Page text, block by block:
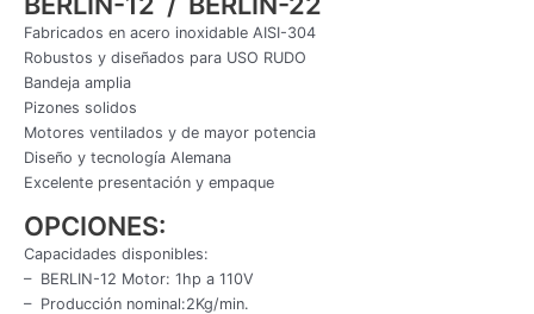
Fabricados en acero inoxidable AISI-304
Robustos y diseñados para USO RUDO
Bandeja amplia
Pizones solidos
Motores ventilados y de mayor potencia
Diseño y tecnología Alemana
Excelente presentación y empaque
OPCIONES:
Capacidades disponibles:
– ​​B​ERLIN-12 Motor: 1hp a 110V​
– Producción nominal:2Kg/min.